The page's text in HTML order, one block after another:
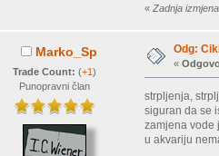
«Zadnja
Marko_Sp
Trade Count:(+1)
Punopravni član
Odg:
«
strpljenja,
siguran da se
zamjena vode
u akvariju